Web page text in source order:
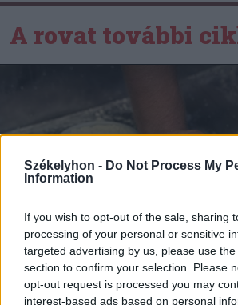
Székelyhon - Do Not Process My
Information
If you wish to opt-out of the sale, sharing
processing of your personal or sensitive
targeted advertising by us, please use
section to confirm your selection. Please
opt-out request is processed you may
interest-based ads based on personal
A rovat további